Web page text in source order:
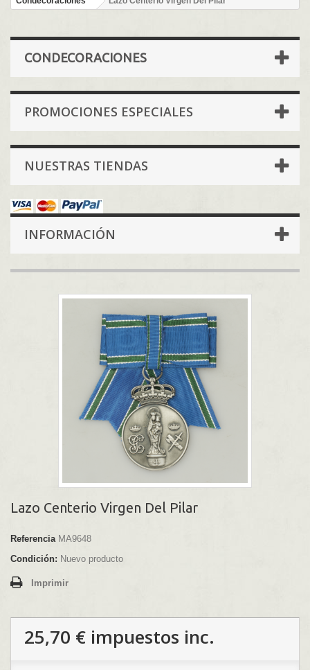
CONDECORACIONES
PROMOCIONES ESPECIALES
NUESTRAS TIENDAS
INFORMACIÓN
Lazo Centerio Virgen Del Pilar
Referencia MA9648
Condición: Nuevo producto
Imprimir
25,70 € impuestos inc.